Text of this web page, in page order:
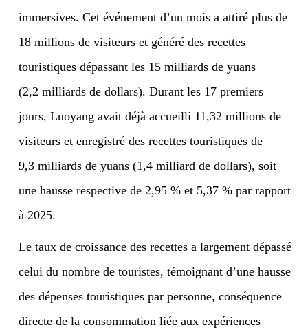
immersives. Cet événement d’un mois a attiré plus de
18 millions de visiteurs et généré des recettes
touristiques dépassant les 15 milliards de yuans
(2,2 milliards de dollars). Durant les 17 premiers
jours, Luoyang avait déjà accueilli 11,32 millions de
visiteurs et enregistré des recettes touristiques de
9,3 milliards de yuans (1,4 milliard de dollars), soit
une hausse respective de 2,95 % et 5,37 % par rapport
à 2025.
Le taux de croissance des recettes a largement dépassé
celui du nombre de touristes, témoignant d’une hausse
des dépenses touristiques par personne, conséquence
directe de la consommation liée aux expériences